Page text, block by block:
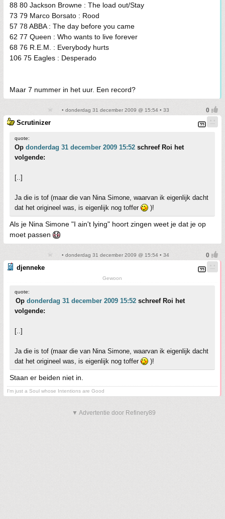
88 80 Jackson Browne : The load out/Stay
73 79 Marco Borsato : Rood
57 78 ABBA : The day before you came
62 77 Queen : Who wants to live forever
68 76 R.E.M. : Everybody hurts
106 75 Eagles : Desperado
Maar 7 nummer in het uur. Een record?
• donderdag 31 december 2009 @ 15:54 • 33
Scrutinizer
quote:
Op donderdag 31 december 2009 15:52 schreef Roi het
volgende:
[..]
Ja die is tof (maar die van Nina Simone, waarvan ik eigenlijk dacht
dat het origineel was, is eigenlijk nog toffer
)!
Als je Nina Simone "I ain't lying" hoort zingen weet je dat je op
moet passen
• donderdag 31 december 2009 @ 15:54 • 34
djenneke
Gewoon
quote:
Op donderdag 31 december 2009 15:52 schreef Roi het
volgende:
[..]
Ja die is tof (maar die van Nina Simone, waarvan ik eigenlijk dacht
dat het origineel was, is eigenlijk nog toffer
)!
Staan er beiden niet in.
I'm just a Soul whose Intentions are Good
▼ Advertentie door Refinery89